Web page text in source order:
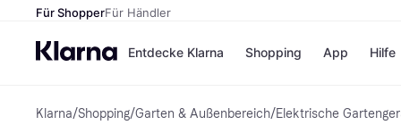
Für ShopperFür Händler
Entdecke Klarna
Zahlungsmethoden
Shopping
Shops
App Hilfe
Klarna/Shopping/Garten & Außenbereich/Elektrische